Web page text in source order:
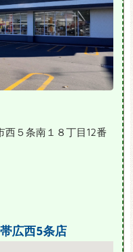
５条南１８丁目12番
帯広西5条店